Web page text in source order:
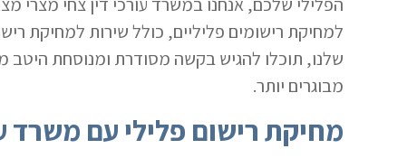
הפלילי שלכם, אנחנו במשרד עורכי דין צחי מצרי
למחיקת רישומים פליליים, כולל שירות למחיקת
שלנו, תוכלו להגיש בקשה מסודרת ומנוסחת היטב
מבוגרים יותר.
מחיקת רישום פלילי עם משרד